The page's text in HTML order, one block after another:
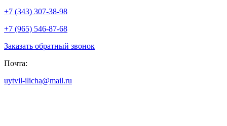
+7 (343) 307-38-98
+7 (965) 546-87-68
Заказать обратный звонок
Почта:
uytvil-ilicha@mail.ru